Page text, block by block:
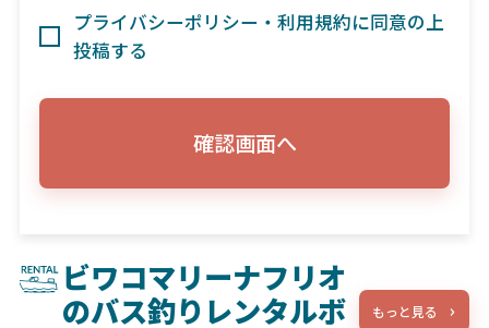
プライバシーポリシー・利用規約に同意の上
投稿する
確認画面へ
ビワコマリーナフリオ
のバス釣りレンタルボ
もっと見る